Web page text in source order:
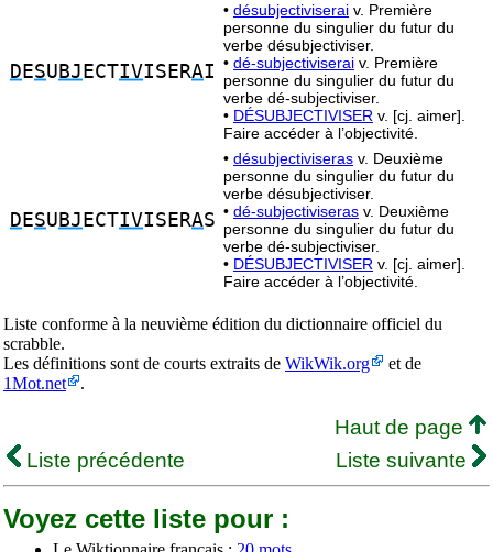
D ESU BJ ECTIVISERAI
• désubjectiviserai v. Première
personne du singulier du futur du
verbe désubjectiviser.
• dé-subjectiviserai v. Première
personne du singulier du futur du
verbe dé-subjectiviser.
• DÉSUBJECTIVISER v. [cj. aimer].
Faire accéder à l’objectivité.
D ESU BJ ECTIVISERAS
• désubjectiviseras v. Deuxième
personne du singulier du futur du
verbe désubjectiviser.
• dé-subjectiviseras v. Deuxième
personne du singulier du futur du
verbe dé-subjectiviser.
• DÉSUBJECTIVISER v. [cj. aimer].
Faire accéder à l’objectivité.
Liste conforme à la neuvième édition du dictionnaire officiel du
scrabble.
Les définitions sont de courts extraits de WikWik.org
et de
1Mot.net
.
Haut de page
Liste précédente
Liste suivante
Voyez cette liste pour :